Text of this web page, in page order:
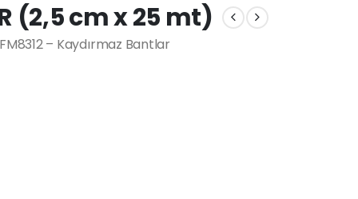
(2,5 cm x 25 mt)
– Kaydırmaz Bantlar